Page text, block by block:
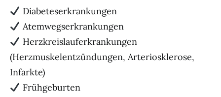
Diabeteserkrankungen
Atemwegserkrankungen
Herzkreislauferkrankungen
(Herzmuskelentzündungen, Arteriosklerose,
Infarkte)
Frühgeburten